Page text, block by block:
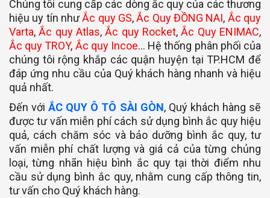
Chúng tôi cung cấp các dòng ắc quy của các thương
hiệu uy tín nhưẮc quy GS,Ắc Quy ĐỒNG NAI, Ắc quy
Varta,Ắc quy Atlas,Ắc quy Rocket,Ắc Quy ENIMAC,
Ắc quy TROY, Ắc quy Incoe… Hệ thống phân phối của
chúng tôi rộng khắp các quận huyện tại TP.HCM để
đáp ứng nhu cầu của Quý khách hàng nhanh và hiệu
quả nhất.
Đến vớiẮC QUY Ô TÔ SÀI GÒN, Quý khách hàng sẽ
được tư vấn miễn phí cách sử dụng bình ắc quy hiệu
quả, cách chăm sóc và bảo dưỡng bình ắc quy, tư
vấn miễn phí chất lượng và giá cả của từng chủng
loại, từng nhãn hiệu bình ắc quy tại thời điểm nhu
cầu sử dụng bình ắc quy, nhằm cung cấp thông tin,
tư vấn cho Quý khách hàng.